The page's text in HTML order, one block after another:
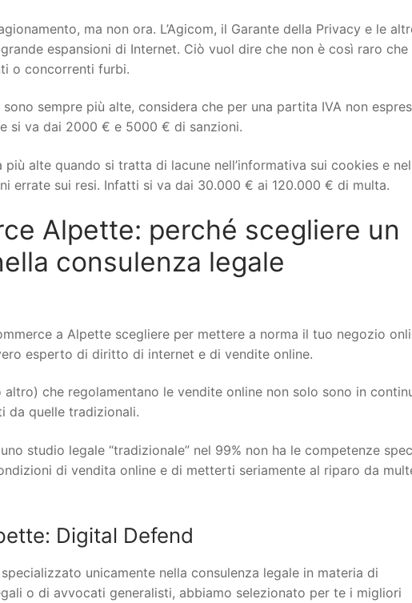
ma non ora. L’Agicom, il Garante della Privacy e le
espansioni di Internet. Ciò vuol dire che non è così raro che
o concorrenti furbi.
sempre più alte, considera che per una partita IVA non
si va dai 2000 € e 5000 € di sanzioni.
alte quando si tratta di lacune nell’informativa sui cookies e
errate sui resi. Infatti si va dai 30.000 € ai 120.000 € di multa.
Alpette: perché scegliere un
consulenza legale
a Alpette scegliere per mettere a norma il tuo negozio
esperto di diritto di internet e di vendite online.
che regolamentano le vendite online non solo sono in
da quelle tradizionali.
studio legale “tradizionale” nel 99% non ha le competenze
di vendita online e di metterti seriamente al riparo da
Digital Defend
unicamente nella consulenza legale in materia di
o di avvocati generalisti, abbiamo selezionato per te i migliori